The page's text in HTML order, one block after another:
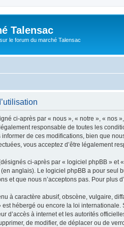
Talensac
le forum du marché Talensac
ci-après par « nous », « notre », « nos
responsable de toutes les
de ces modifications, bien que
vous acceptez d’être légalement
ci-après par « logiciel phpBB »
(en anglais). Le logiciel phpBB a pour seul
et que nous n’acceptons pas. Pour plus
à caractère abusif, obscène, vulgaire,
hébergé ou encore la loi
d’accès à internet et les autorités
de modifier, de déplacer ou de